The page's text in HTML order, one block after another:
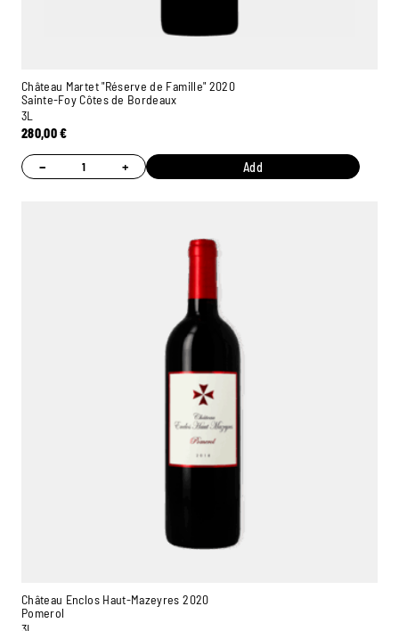
Château Martet "Réserve de Famille" 2020
Sainte-Foy Côtes de Bordeaux
3L
280,00€
− + Add
Château Enclos Haut-Mazeyres 2020
Pomerol